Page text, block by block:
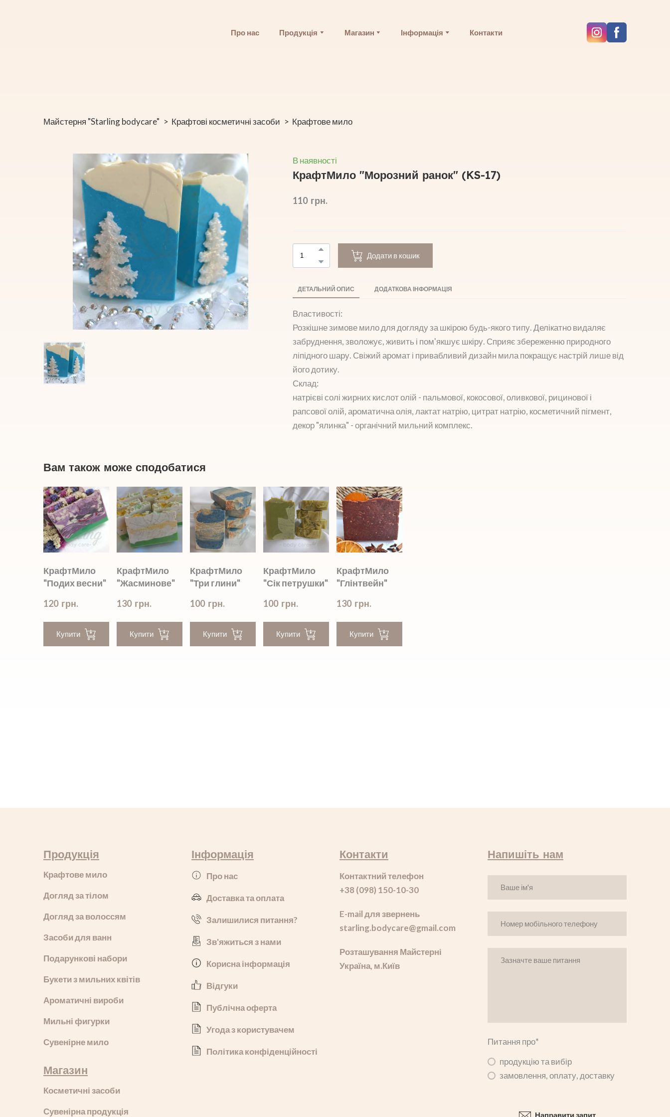
Про нас Продукція Магазин Інформація Контакти
Майстерня "Starling bodycare" Крафтові косметичні засоби Крафтове мило
В наявності
КрафтМило "Морозний ранок" (KS-17)
110  грн.
Додати в кошик
ДЕТАЛЬНИЙ ОПИС ДОДАТКОВА ІНФОРМАЦІЯ
Властивості:
Розкішне зимове мило для догляду за шкірою будь-якого типу. Делікатно видаляє
забруднення, зволожує, живить і пом'якшує шкіру. Сприяє збереженню природного
ліпідного шару. Свіжий аромат і привабливий дизайн мила покращує настрій лише від
його дотику.
Склад:
натрієві солі жирних кислот олій - пальмової, кокосової, оливкової, рицинової і
рапсової олій, ароматична олія, лактат натрію, цитрат натрію, косметичний пігмент,
декор "ялинка" - органічний мильний комплекс.
Вам також може сподобатися
КрафтМило
"Подих весни"
120  грн.
Купити
КрафтМило
"Жасминове"
130  грн.
Купити
КрафтМило
"Три глини"
100  грн.
Купити
КрафтМило
"Сік петрушки"
100  грн.
Купити
КрафтМило
"Глінтвейн"
130  грн.
Купити
Продукція
Крафтове мило
Догляд за тілом
Догляд за волоссям
Засоби для ванн
Подарункові набори
Букети з мильних квітів
Ароматичні вироби
Мильні фигурки
Сувенірне мило
Магазин
Косметичні засоби
Сувенірна продукція
Інформація
Про нас
Доставка та оплата
Залишилися питання?
Зв'яжиться з нами
Корисна інформація
Відгуки
Публічна оферта
Угода з користувачем
Політика конфіденційності
Контакти
Контактний телефон
+38 (098) 150-10-30
E-mail для звернень
starling.bodycare@gmail.com
Розташування Майстерні
Україна, м.Київ
Напишіть нам
Питання про*
продукцію та вибір
замовлення, оплату, доставку
Направити запит